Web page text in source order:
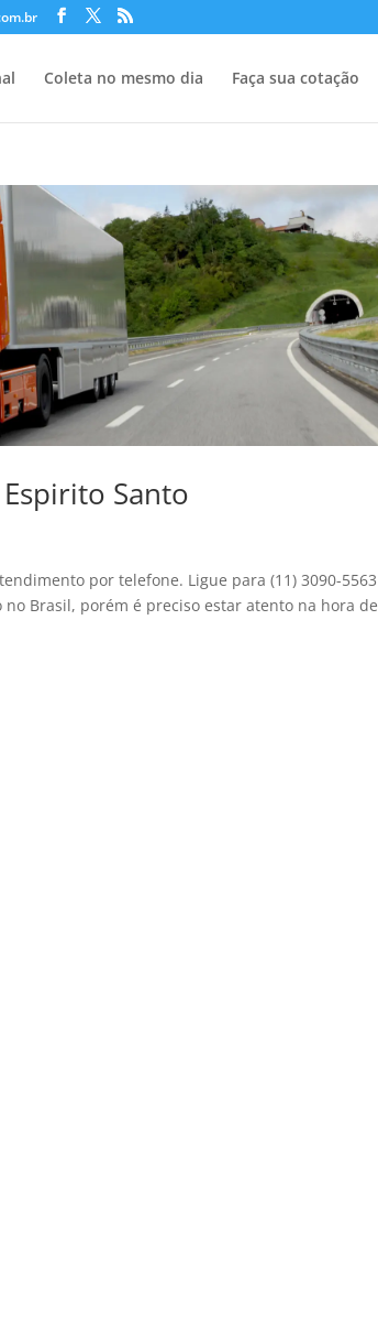
Coleta no mesmo dia Faça sua cotação
Santo
por telefone. Ligue para (11) 3090-5563
Brasil, porém é preciso estar atento na hora de